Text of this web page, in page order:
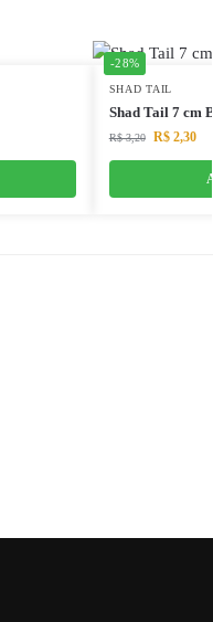
-28%
SHAD TAIL
Shad Tail 7 cm
R$3,20 R$2,30